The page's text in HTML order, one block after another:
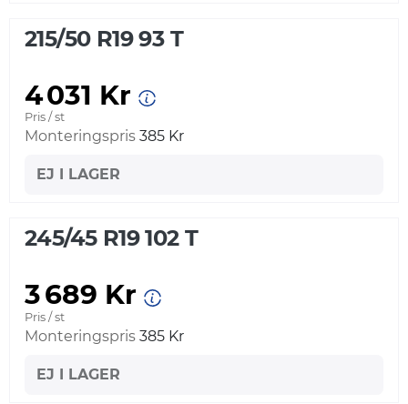
215/50 R19 93 T
4 031 Kr
Pris / st
Monteringspris 385 Kr
EJ I LAGER
245/45 R19 102 T
3 689 Kr
Pris / st
Monteringspris 385 Kr
EJ I LAGER